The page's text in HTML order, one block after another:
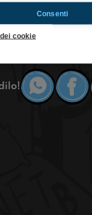
Consenti
cookie